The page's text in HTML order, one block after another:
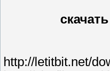
http://letitbit.net/